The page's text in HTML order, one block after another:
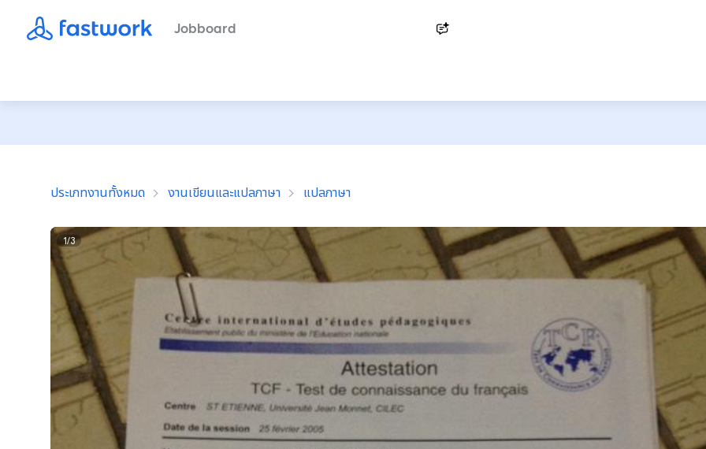
Jobboard
ประเภทงานทั้งหมด งานเขียนและแปลภาษา แปลภาษา
1/3